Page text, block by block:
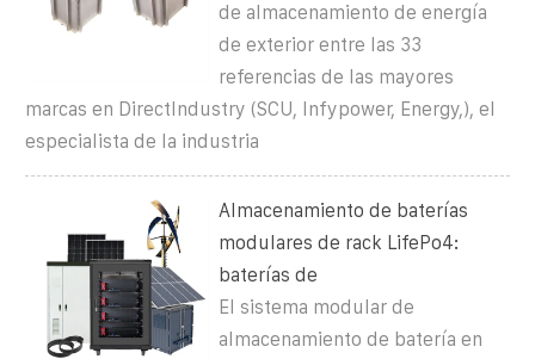
de almacenamiento de energía
de exterior entre las 33
referencias de las mayores
marcas en DirectIndustry (SCU, Infypower, Energy,), el
especialista de la industria
Almacenamiento de baterías
modulares de rack LifePo4:
baterías de
El sistema modular de
almacenamiento de batería en